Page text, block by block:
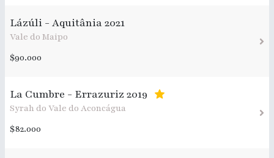
Lázúli - Aquitânia 2021
Vale do Maipo
$90.000
La Cumbre - Errazuriz 2019
Syrah do Vale do Aconcágua
$82.000